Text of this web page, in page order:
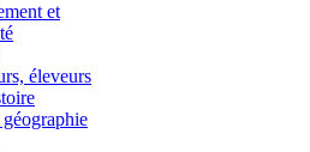
et
éleveurs